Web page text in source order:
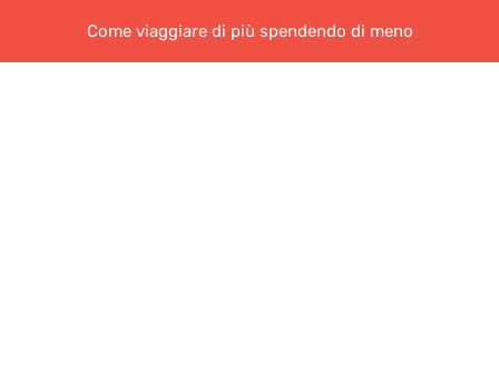
Come viaggiare di più spendendo di meno